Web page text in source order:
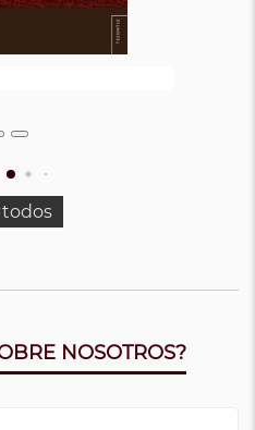
todos
NOSOTROS?